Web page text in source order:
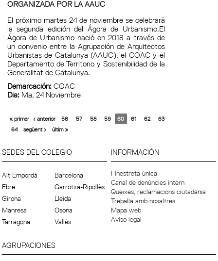
ORGANIZADA POR LA AAUC
El próximo martes 24 de noviembre se celebrará
la segunda edición del Ágora de Urbanismo.El
Ágora de Urbanismo nació en 2018 a través de
un convenio entre la Agrupación de Arquitectos
Urbanistas de Catalunya (AAUC), el COAC y el
Departamento de Territorio y Sostenibilidad de la
Generalitat de Catalunya.
Demarcación:COAC
Dia: Ma, 24 Noviembre
« primer ‹ anterior 56 57 58 59 60 61 62
63
64
següent › últim »
SEDES DEL COLEGIO
Alt Empordà
Barcelona
Ebre
Garrotxa-Ripollès
Girona
Lleida
Manresa
Osona
Tarragona
Vallès
INFORMACIÓN
Finestreta única
Canal de denúncies intern
Queixes, reclamacions ciutadania
Treballa amb nosaltres
Mapa web
Aviso legal
AGRUPACIONES